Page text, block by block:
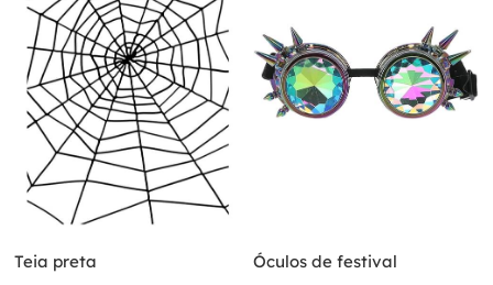
Teia preta Óculos de festival